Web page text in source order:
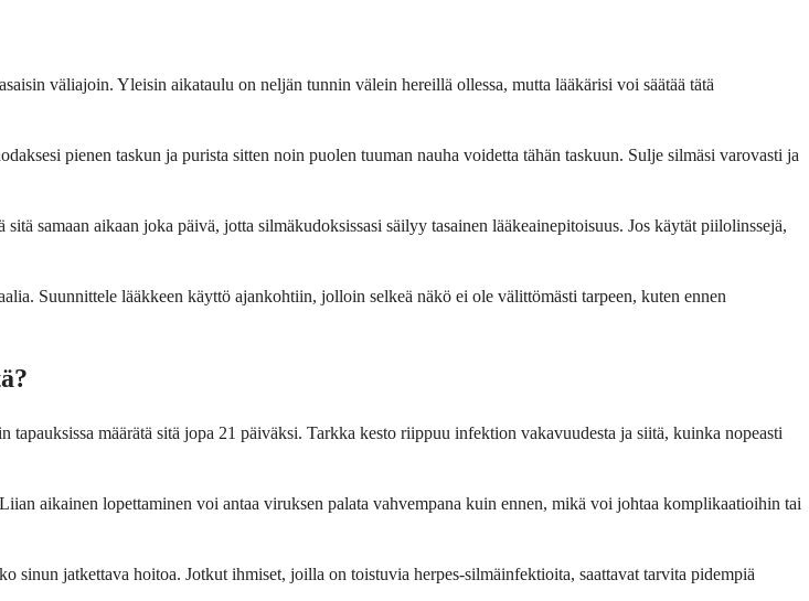
väliajoin. Yleisin aikataulu on neljän tunnin välein hereillä ollessa, mutta lääkärisi voi säätää tätä
pienen taskun ja purista sitten noin puolen tuuman nauha voidetta tähän taskuun. Sulje silmäsi varovasti ja
samaan aikaan joka päivä, jotta silmäkudoksissasi säilyy tasainen lääkeainepitoisuus. Jos käytät piilolinssejä,
Suunnittele lääkkeen käyttö ajankohtiin, jolloin selkeä näkö ei ole välittömästi tarpeen, kuten ennen
määrätä sitä jopa 21 päiväksi. Tarkka kesto riippuu infektion vakavuudesta ja siitä, kuinka nopeasti
aikainen lopettaminen voi antaa viruksen palata vahvempana kuin ennen, mikä voi johtaa komplikaatioihin tai
sinun jatkettava hoitoa. Jotkut ihmiset, joilla on toistuvia herpes-silmäinfektioita, saattavat tarvita pidempiä